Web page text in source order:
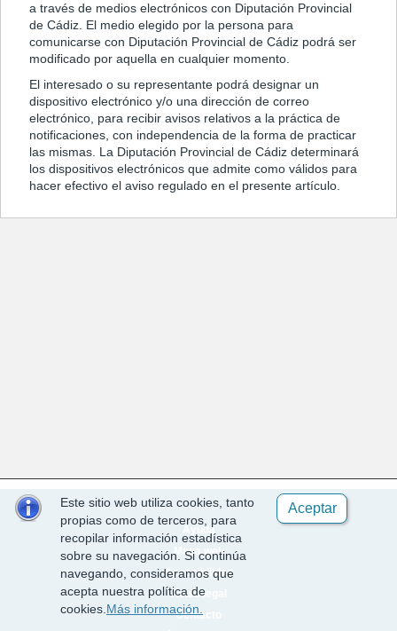
a través de medios electrónicos con Diputación Provincial
de Cádiz. El medio elegido por la persona para
comunicarse con Diputación Provincial de Cádiz podrá ser
modificado por aquella en cualquier momento.
El interesado o su representante podrá designar un
dispositivo electrónico y/o una dirección de correo
electrónico, para recibir avisos relativos a la práctica de
notificaciones, con independencia de la forma de practicar
las mismas. La Diputación Provincial de Cádiz determinará
los dispositivos electrónicos que admite como válidos para
hacer efectivo el aviso regulado en el presente artículo.
Aceptar
Este sitio web utiliza cookies, tanto
propias como de terceros, para
recopilar información estadística
sobre su navegación. Si continúa
navegando, consideramos que
acepta nuestra política de
cookies. Más información.
Ayuda
Mapa web
Accesibilidad
Aviso legal
Contacto